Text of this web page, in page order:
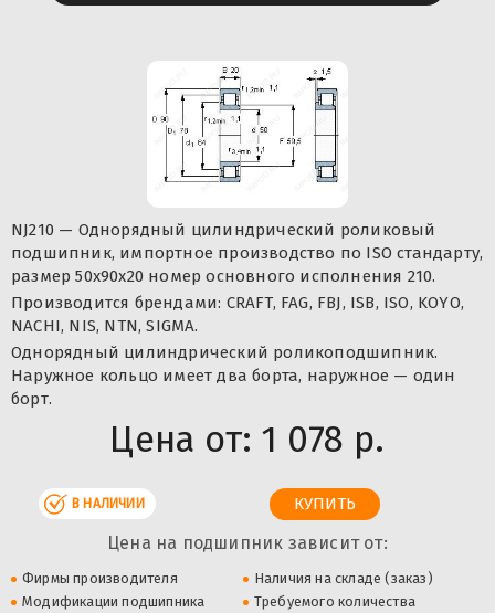
NJ210 — Однорядный цилиндрический роликовый
подшипник, импортное производство по ISO стандарту,
размер 50x90x20 номер основного исполнения 210.
Производится брендами: CRAFT, FAG, FBJ, ISB, ISO, KOYO,
NACHI, NIS, NTN, SIGMA.
Однорядный цилиндрический роликоподшипник.
Наружное кольцо имеет два борта, наружное — один
борт.
Цена от: 1 078 р.
В НАЛИЧИИ
Цена на подшипник зависит от:
Фирмы производителя
Наличия на складе (заказ)
Модификации подшипника
Требуемого количества